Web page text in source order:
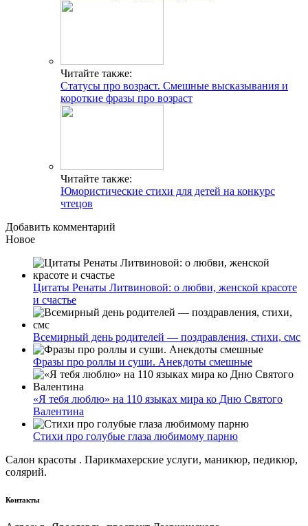
Читайте также:
Статусы про возраст. Смешные высказывания и
короткие фразы про возраст
Читайте также:
Юмористические стихи для детей на конкурс
чтецов
Добавить комментарий
Новое
Цитаты Ренаты Литвиновой: о любви, женской красоте
и счастье
Всемирный день родителей — поздравления, стихи, смс
Фразы про роллы и суши. Анекдоты смешные
«Я тебя люблю» на 110 языках мира ко Дню Святого
Валентина
Стихи про голубые глаза любимому парню
Салон красоты . Парикмахерские услуги, маникюр, педикюр,
солярий.
Контакты